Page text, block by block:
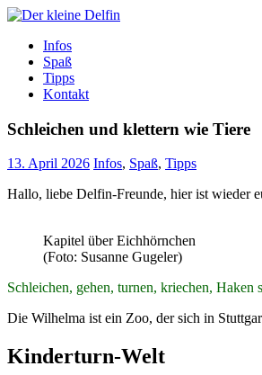
Zum
Der kleine Delfin
Infos
Spaß
Tipps
Kontakt
Schleichen und klettern wie Tiere
13. April 2026 Infos, Spaß, Tipps
Hallo, liebe Delfin-Freunde, hier ist wieder
Kapitel über Eichhörnchen
(Foto: Susanne Gugeler)
Schleichen, gehen, turnen, kriechen, Haken
Die Wilhelma ist ein Zoo, der sich in
Kinderturn-Welt